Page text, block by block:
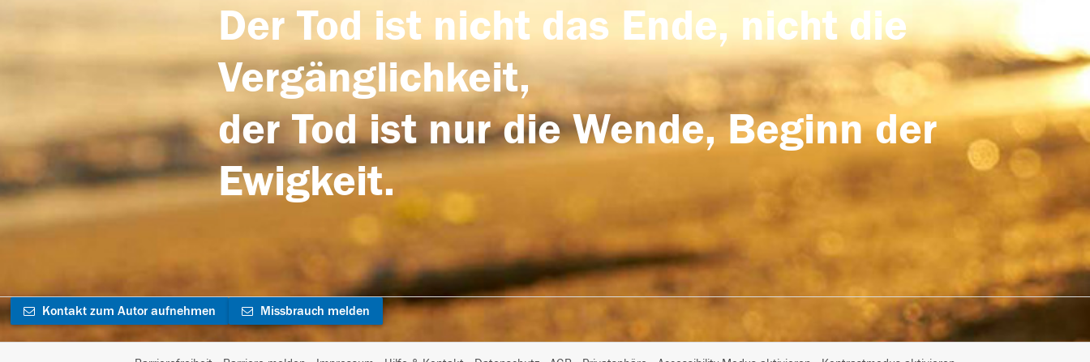
Der Tod ist nicht das Ende, nicht die
Vergänglichkeit,
der Tod ist nur die Wende, Beginn der
Ewigkeit.
Kontakt zum Autor aufnehmen Missbrauch melden